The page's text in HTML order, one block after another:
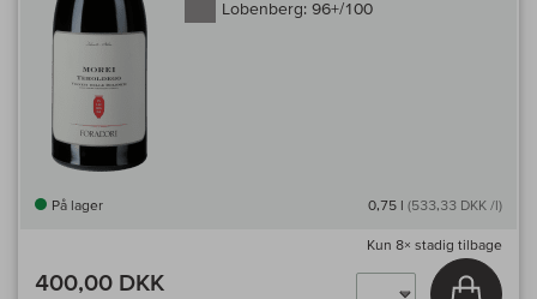
Lobenberg: 96+/100
På lager 0,75 l (533,33 DKK /l)
Kun 8× stadig tilbage
400,00 DKK Læg i